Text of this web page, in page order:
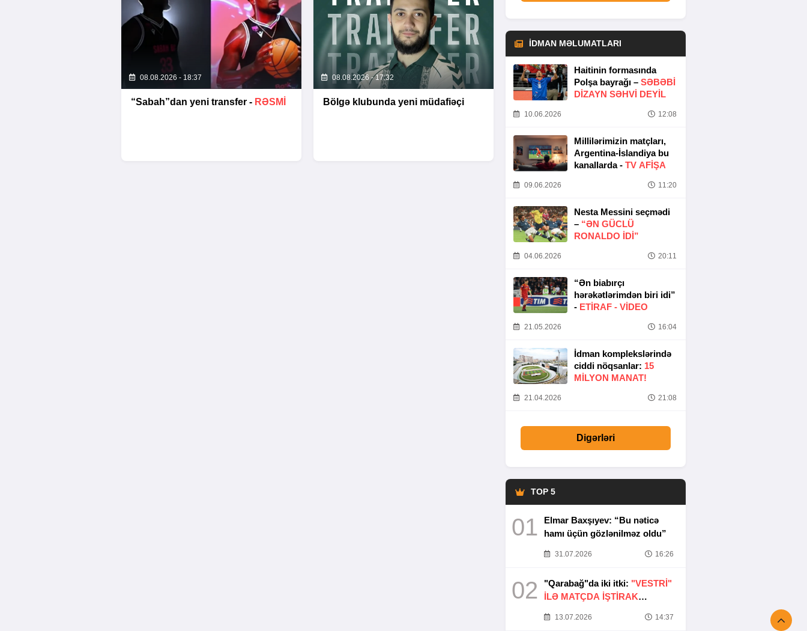
08.08.2026 - 18:37
“Sabah”dan yeni transfer - RƏSMİ
08.08.2026 - 17:32
Bölgə klubunda yeni müdafiəçi
İDMAN MƏLUMATLARI
Haitinin formasında
Polşa bayrağı – SƏBƏBI
DIZAYN SƏHVI DEYIL
10.06.2026 12:08
Millilərimizin matçları,
Argentina-İslandiya bu
kanallarda - TV AFİŞA
09.06.2026 11:20
Nesta Messini seçmədi
– “ƏN GÜCLÜ
RONALDO IDI”
04.06.2026 20:11
“Ən biabırçı
hərəkətlərimdən biri idi”
- ETIRAF - VİDEO
21.05.2026 16:04
İdman komplekslərində
ciddi nöqsanlar: 15
MILYON MANAT!
21.04.2026 21:08
Digərləri
TOP 5
01
Elmar Baxşıyev: “Bu nəticə
hamı üçün gözlənilməz oldu”
31.07.2026 16:26
02 "Qarabağ"da iki itki: "VESTRİ"
İLƏ MATÇDA İŞTİRAK
13.07.2026 14:37